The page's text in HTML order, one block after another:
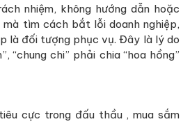
nhiệm, không hướng dẫn hoặc
mà tìm cách bắt lỗi doanh nghiệp,
là đối tượng phục vụ. Đây là lý do
“chung chi” phải chia “hoa hồng”
cực trong đấu thầu , mua sắm